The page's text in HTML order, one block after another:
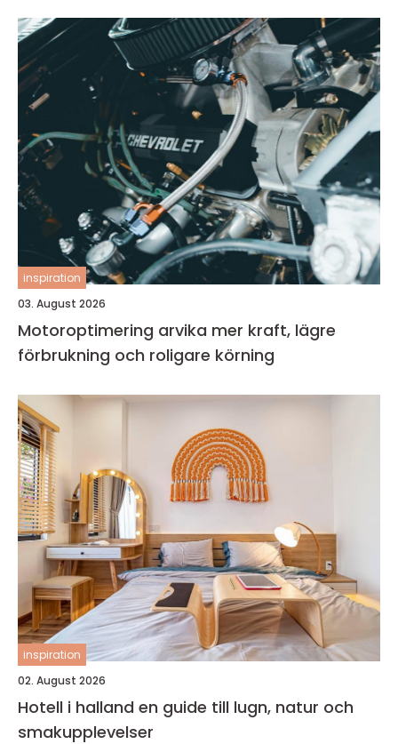
inspiration
03. August 2026
Motoroptimering arvika mer kraft, lägre
förbrukning och roligare körning
inspiration
02. August 2026
Hotell i halland en guide till lugn, natur och
smakupplevelser